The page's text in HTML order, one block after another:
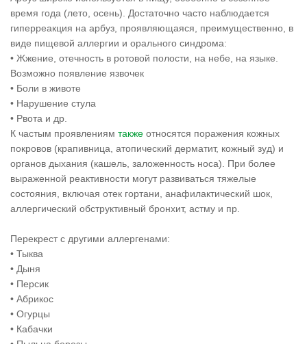
время года (лето, осень). Достаточно часто наблюдается
гиперреакция на арбуз, проявляющаяся, преимущественно, в
виде пищевой аллергии и орального синдрома:
• Жжение, отечность в ротовой полости, на небе, на языке.
Возможно появление язвочек
• Боли в животе
• Нарушение стула
• Рвота и др.
К частым проявлениям также относятся поражения кожных
покровов (крапивница, атопический дерматит, кожный зуд) и
органов дыхания (кашель, заложенность носа). При более
выраженной реактивности могут развиваться тяжелые
состояния, включая отек гортани, анафилактический шок,
аллергический обструктивный бронхит, астму и пр.
Перекрест с другими аллергенами:
• Тыква
• Дыня
• Персик
• Абрикос
• Огурцы
• Кабачки